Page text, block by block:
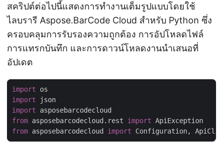
สคริปต์ต่อไปนี้แสดงการทำงานเต็มรูปแบบโดยใช้
ไลบรารี Aspose.BarCode Cloud สำหรับ Python ซึ่ง
ครอบคลุมการรับรองความถูกต้อง การอัปโหลดไฟล์
การแทรกบันทึก และการดาวน์โหลดงานนำเสนอที่
อัปเดต
import
import
import
from asposebarcodecloud.rest import
from asposebarcodecloud import